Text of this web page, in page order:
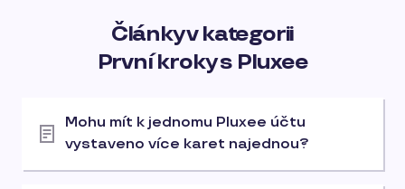
Články v kategorii
První kroky s Pluxee
Mohu mít k jednomu Pluxee účtu
vystaveno více karet najednou?